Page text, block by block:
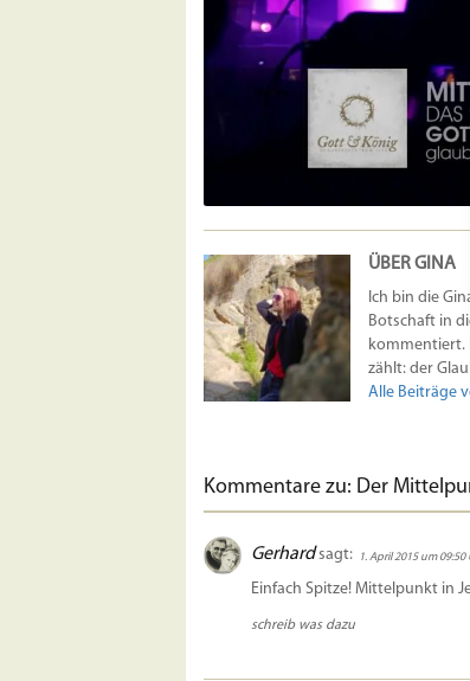
ÜBER GINA
Ich bin die
Botschaft in
kommentiert.
zählt: der
Alle Beiträge
Kommentare zu: Der
Gerhard sagt: 1. April 2015 um 09:50
Einfach Spitze! Mittelpunkt in
schreib was dazu